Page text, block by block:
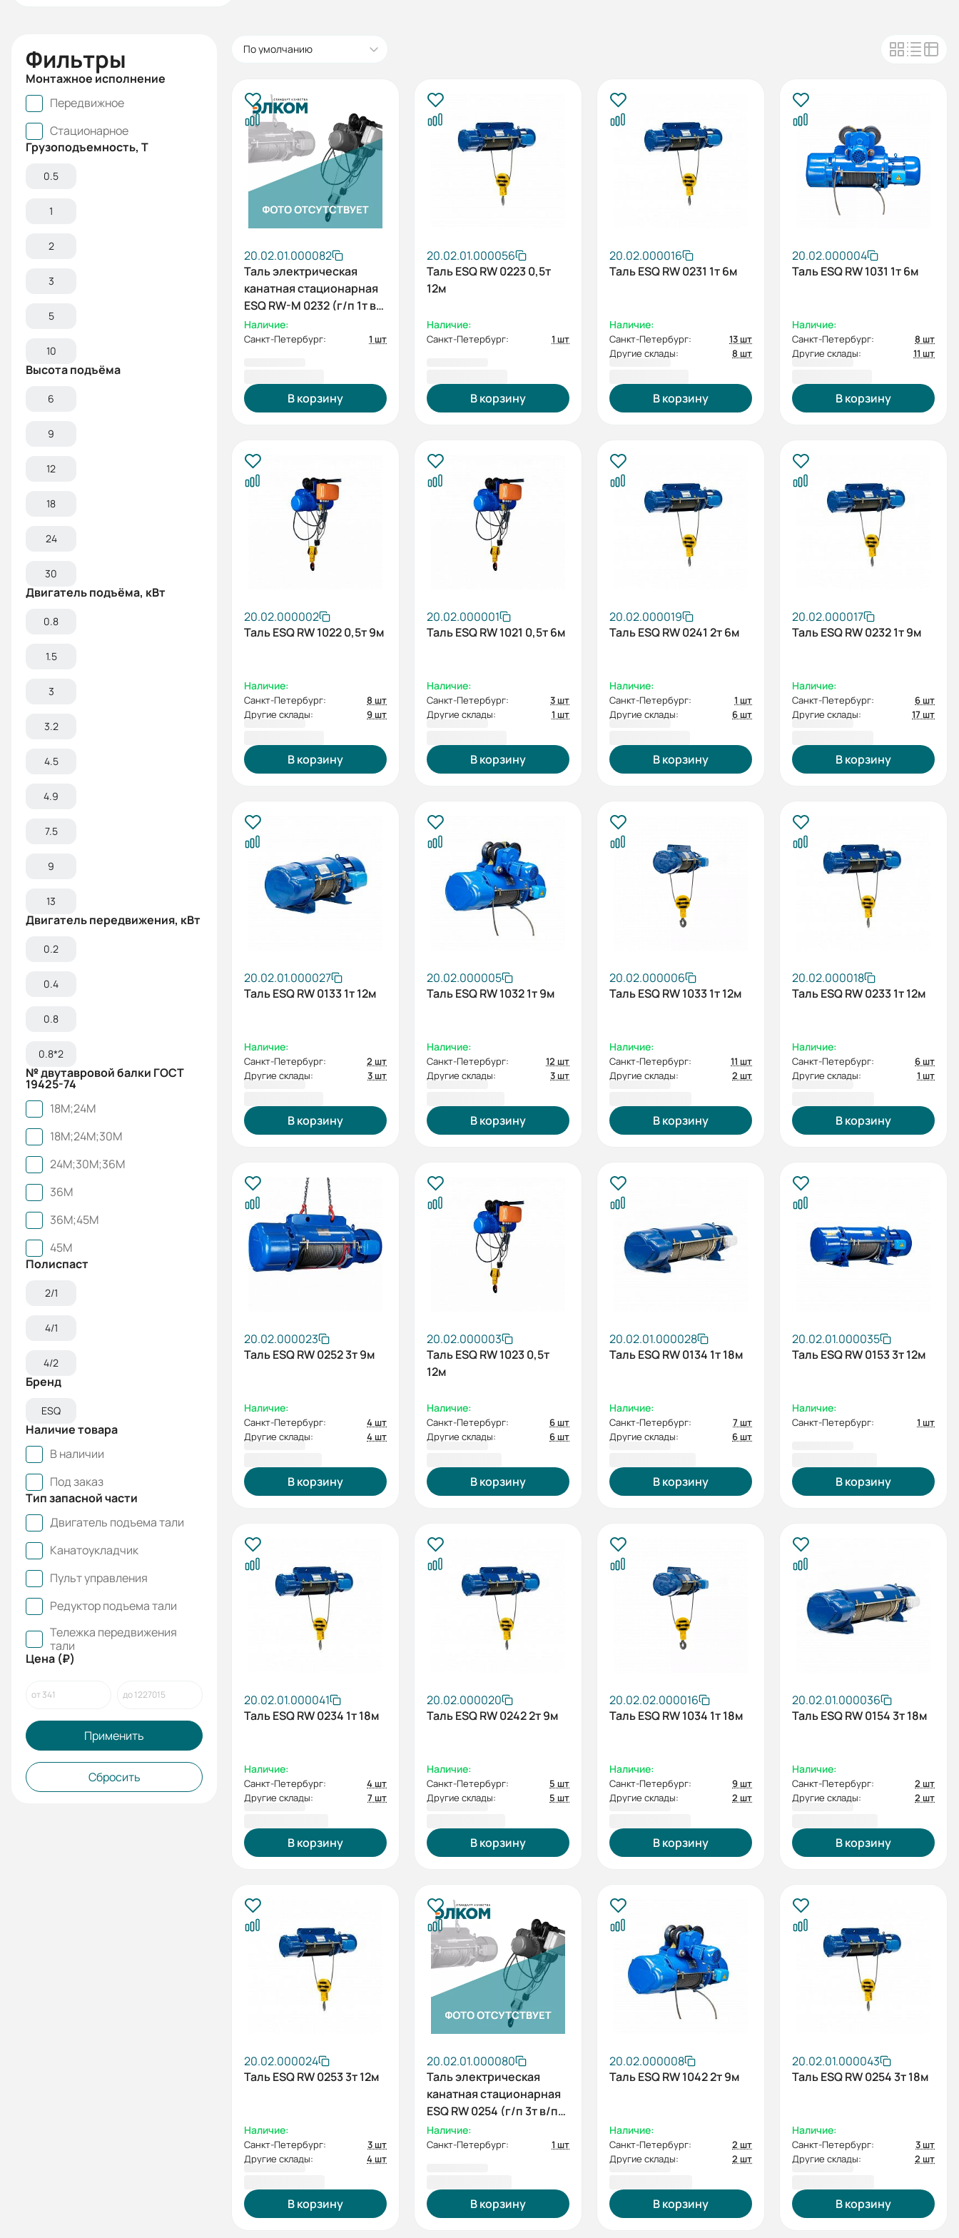
Фильтры
Монтажное исполнение
Передвижное
Стационарное
Грузоподъемность, Т
0.5
1
2
3
5
10
Высота подъёма
6
9
12
18
24
30
Двигатель подъёма, кВт
0.8
1.5
3
3.2
4.5
4.9
7.5
9
13
Двигатель передвижения, кВт
0.2
0.4
0.8
0.8*2
№ двутавровой балки ГОСТ
19425-74
18М;24М
18М;24М;30М
24М;30М;36М
36М
36М;45М
45М
Полиспаст
2/1
4/1
4/2
Бренд
ESQ
Наличие товара
В наличии
Под заказ
Тип запасной части
Двигатель подъема тали
Канатоукладчик
Пульт управления
Редуктор подъема тали
Тележка передвижения
тали
Цена (₽)
Применить
Сбросить
По умолчанию
20.02.01.000082
Таль электрическая
канатная стационарная
ESQ RW-M 0232 (г/п 1т в/
п 9м) (без шкафа
управления)
Наличие:
Санкт-Петербург: 1 шт
В корзину
20.02.01.000056
Таль ESQ RW 0223 0,5т
12м
Наличие:
Санкт-Петербург: 1 шт
В корзину
20.02.000016
Таль ESQ RW 0231 1т 6м
Наличие:
Санкт-Петербург:
13 шт
Другие склады:
8 шт
В корзину
20.02.000004
Таль ESQ RW 1031 1т 6м
Наличие:
Санкт-Петербург:
8 шт
Другие склады:
11 шт
В корзину
20.02.000002
Таль ESQ RW 1022 0,5т 9м
Наличие:
Санкт-Петербург:
8 шт
Другие склады:
9 шт
В корзину
20.02.000001
Таль ESQ RW 1021 0,5т 6м
Наличие:
Санкт-Петербург:
3 шт
Другие склады:
1 шт
В корзину
20.02.000019
Таль ESQ RW 0241 2т 6м
Наличие:
Санкт-Петербург:
1 шт
Другие склады:
6 шт
В корзину
20.02.000017
Таль ESQ RW 0232 1т 9м
Наличие:
Санкт-Петербург:
6 шт
Другие склады:
17 шт
В корзину
20.02.01.000027
Таль ESQ RW 0133 1т 12м
Наличие:
Санкт-Петербург:
2 шт
Другие склады:
3 шт
В корзину
20.02.000005
Таль ESQ RW 1032 1т 9м
Наличие:
Санкт-Петербург:
12 шт
Другие склады:
3 шт
В корзину
20.02.000006
Таль ESQ RW 1033 1т 12м
Наличие:
Санкт-Петербург:
11 шт
Другие склады:
2 шт
В корзину
20.02.000018
Таль ESQ RW 0233 1т 12м
Наличие:
Санкт-Петербург:
6 шт
Другие склады:
1 шт
В корзину
20.02.000023
Таль ESQ RW 0252 3т 9м
Наличие:
Санкт-Петербург:
4 шт
Другие склады:
4 шт
В корзину
20.02.000003
Таль ESQ RW 1023 0,5т
12м
Наличие:
Санкт-Петербург:
6 шт
Другие склады:
6 шт
В корзину
20.02.01.000028
Таль ESQ RW 0134 1т 18м
Наличие:
Санкт-Петербург:
7 шт
Другие склады:
6 шт
В корзину
20.02.01.000035
Таль ESQ RW 0153 3т 12м
Наличие:
Санкт-Петербург: 1 шт
В корзину
20.02.01.000041
Таль ESQ RW 0234 1т 18м
Наличие:
Санкт-Петербург:
4 шт
Другие склады:
7 шт
В корзину
20.02.000020
Таль ESQ RW 0242 2т 9м
Наличие:
Санкт-Петербург:
5 шт
Другие склады:
5 шт
В корзину
20.02.02.000016
Таль ESQ RW 1034 1т 18м
Наличие:
Санкт-Петербург:
9 шт
Другие склады:
2 шт
В корзину
20.02.01.000036
Таль ESQ RW 0154 3т 18м
Наличие:
Санкт-Петербург:
2 шт
Другие склады:
2 шт
В корзину
20.02.000024
Таль ESQ RW 0253 3т 12м
Наличие:
Санкт-Петербург:
3 шт
Другие склады:
4 шт
В корзину
20.02.01.000080
Таль электрическая
канатная стационарная
ESQ RW 0254 (г/п 3т в/п
18м) без двигателя
Наличие:
Санкт-Петербург: 1 шт
В корзину
20.02.000008
Таль ESQ RW 1042 2т 9м
Наличие:
Санкт-Петербург:
2 шт
Другие склады:
2 шт
В корзину
20.02.01.000043
Таль ESQ RW 0254 3т 18м
Наличие:
Санкт-Петербург:
3 шт
Другие склады:
2 шт
В корзину